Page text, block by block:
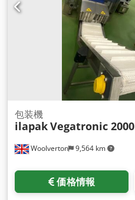
Woolverton 9,564 km
包装機
ilapakVegatronic 2000
価格情報